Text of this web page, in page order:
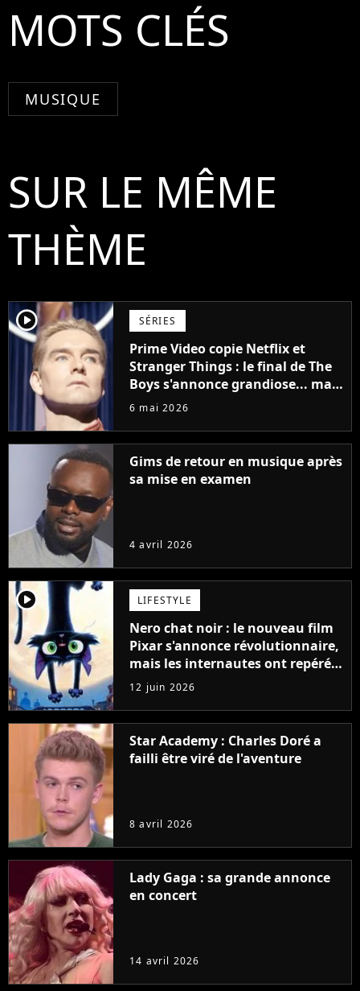
MOTS CLÉS
MUSIQUE
SUR LE MÊME
THÈME
player2 SÉRIES
Prime Video copie Netflix et
Stranger Things : le final de The
Boys s'annonce grandiose... mais
vous risquez d'être spoilé
6 mai 2026
Gims de retour en musique après
sa mise en examen
4 avril 2026
player2 LIFESTYLE
Nero chat noir : le nouveau film
Pixar s'annonce révolutionnaire,
mais les internautes ont repéré
quelque chose d'étrange sur les
premières images
12 juin 2026
Star Academy : Charles Doré a
failli être viré de l'aventure
8 avril 2026
Lady Gaga : sa grande annonce
en concert
14 avril 2026